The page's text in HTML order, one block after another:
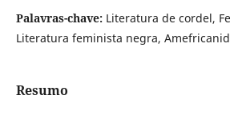
Palavras-chave: Literatura de cordel,
Literatura feminista negra,
Resumo